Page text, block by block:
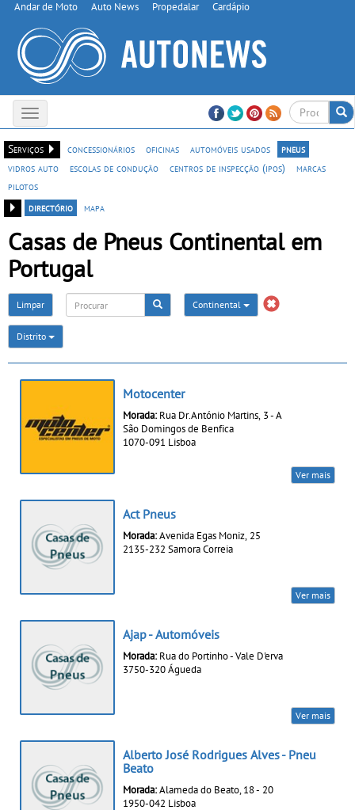
Andar de Moto Auto News Propedalar Cardápio
Toggle
navigation
Serviços
concessionários oficinas automóveis usados
pneus
vidros auto
escolas de condução centros de inspecção (ipos)
marcas
pilotos
directório
mapa
Casas de Pneus Continental em
Portugal
Limpar Continental
Distrito
Motocenter
Morada: Rua Dr.António Martins, 3 - A
São Domingos de Benfica
1070-091 Lisboa
Ver mais
Act Pneus
Morada:Avenida Egas Moniz, 25
2135-232 Samora Correia
Ver mais
Ajap - Automóveis
Morada: Rua do Portinho - Vale D'erva
3750-320 Águeda
Ver mais
Alberto José Rodrigues Alves - Pneu
Beato
Morada:Alameda do Beato, 18 - 20
1950-042 Lisboa